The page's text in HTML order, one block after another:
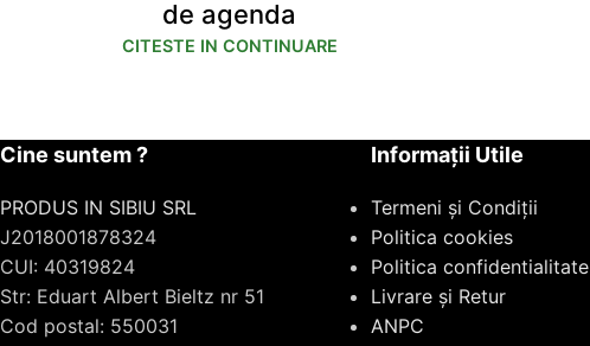
de agenda
CITESTE IN CONTINUARE
Cine suntem ?
PRODUS IN SIBIU SRL
J2018001878324
CUI: 40319824
Str: Eduart Albert Bieltz nr 51
Cod postal: 550031
Informații Utile
Termeni și Condiții
Politica cookies
Politica confidentialitate
Livrare și Retur
ANPC